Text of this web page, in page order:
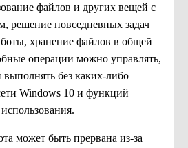
файлов и других вещей с
решение повседневных задач
хранение файлов в общей
операции можно управлять,
без каких-либо
Windows 10 и функций
может быть прервана из-за